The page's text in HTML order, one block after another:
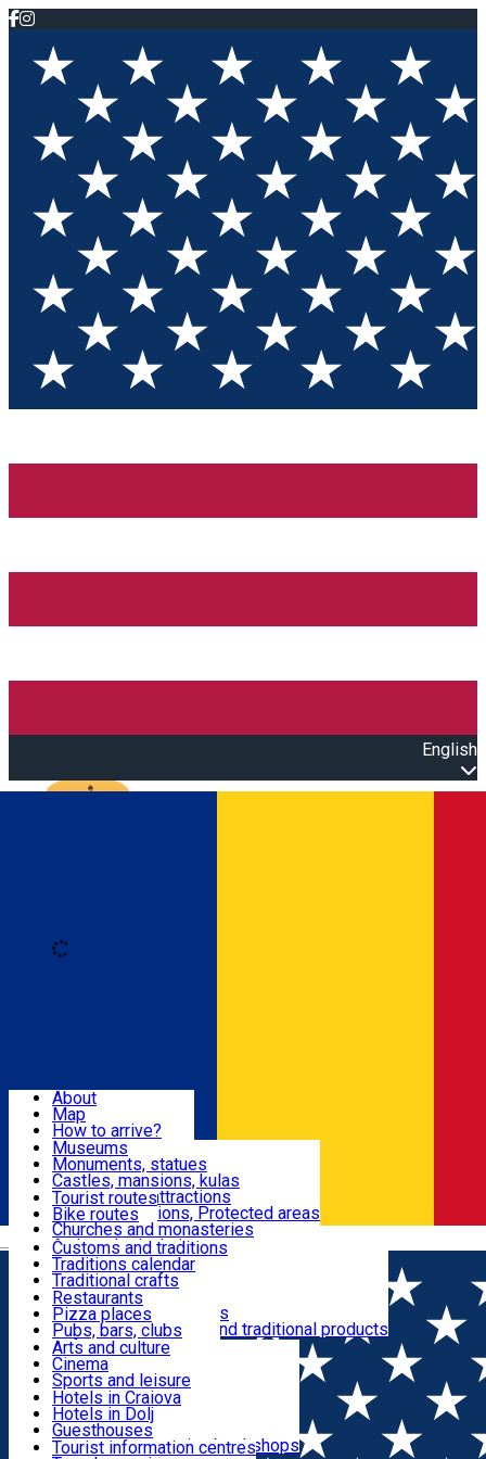
English
Română
Attractions
Routes
Customs, Traditions
Food & Drinks
Leisure & Fun
Accommodation
Useful
About
Map
How to arrive?
Recommendations
Tourist attractions
News
Museums
Monuments, statues
Castles, mansions, kulas
Architectural attractions
Natural attractions, Protected areas
Churches and monasteries
Archaeological sites
Parks and gardens
Tourist routes
Bike routes
Customs and traditions
Traditions calendar
Traditional crafts
Traditional cuisine
Wineries and vineyards
Local manufacturers and traditional products
Restaurants
Pizza places
Pubs, bars, clubs
Cafes and teahouses
Sweets and ice cream
Fast-food
Arts and culture
Cinema
Sports and leisure
Horse riding
Swimming pools
Zoo
Shopping, souvenirs, bookshops
Hotels in Craiova
Hotels in Dolj
Guesthouses
Villas
Tourist information centres